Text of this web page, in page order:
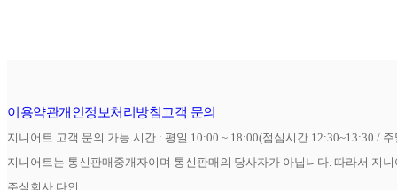
이용약관개인정보처리방침고객 문의
지니어트 고객 문의 가능 시간 : 평일 10:00 ~ 18:00(점심시간 12:30~13:30 /
지니어트는 통신판매중개자이며 통신판매의 당사자가 아닙니다. 따라서 지
주식회사 다인